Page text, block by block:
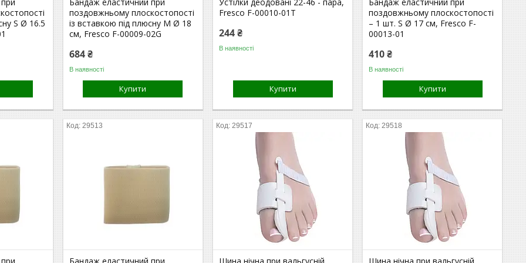
S Ø 16.5
поздовжньому плоскостопості
із вставкою під плюсну M Ø 18
см, Fresco F-00009-02G
684 ₴
В наявності
Купити
Fresco F-00010-01Т
244 ₴
В наявності
Купити
поздовжньому плоскостопості
– 1 шт. S Ø 17 см, Fresco F-
00013-01
410 ₴
В наявності
Купити
29513 29517 29518